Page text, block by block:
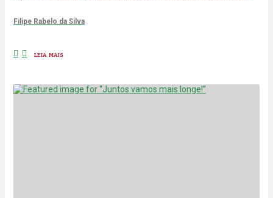
Filipe Rabelo da Silva
LEIA MAIS